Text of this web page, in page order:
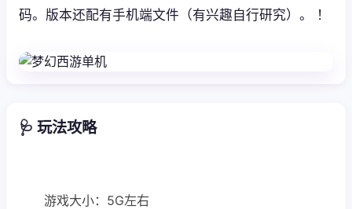
码。版本还配有手机端文件（有兴趣自行研究）。 ！
🩺 玩法攻略
游戏大小：5G左右